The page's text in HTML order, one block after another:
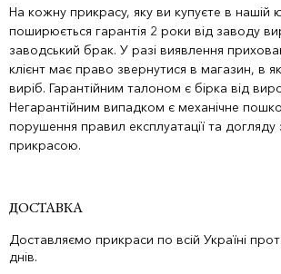
На кожну прикрасу, яку ви купуєте в нашій
поширюється гарантія 2 роки від заводу
заводський брак. У разі виявлення
клієнт має право звернутися в магазин, в
виріб. Гарантійним талоном є бірка від
Негарантійним випадком є механічне
порушення правил експлуатації та
прикрасою.
ДОСТАВКА
Доставляємо прикраси по всій Україні
днів.